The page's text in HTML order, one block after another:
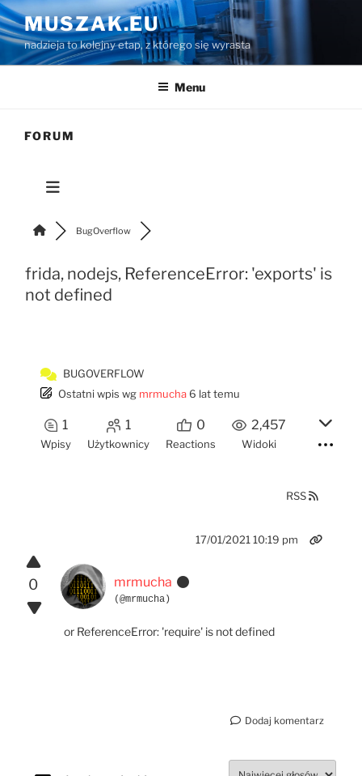
Przejdź
do
treści
MUSZAK.EU
nadzieja to kolejny etap, z którego się wyrasta
Menu
FORUM
BugOverflow
frida, nodejs, ReferenceError: 'exports' is
not defined
BUGOVERFLOW
Ostatni wpis wg mrmucha6 lat temu
1
Wpisy
1
Użytkownicy
0
Reactions
2,457
Widoki
RSS
0
17/01/2021 10:19 pm
mrmucha
(@mrmucha)
or ReferenceError: 'require' is not defined
Dodaj komentarz